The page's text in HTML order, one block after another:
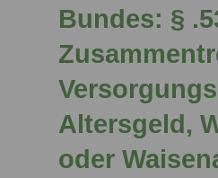
Bundes: §
Altersgeld,
oder